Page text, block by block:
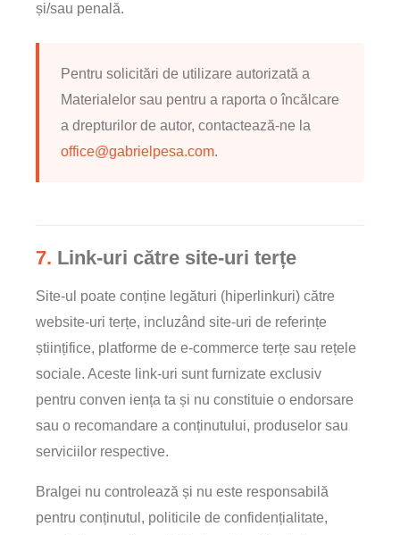
și/sau penală.
Pentru solicitări de utilizare autorizată a
Materialelor sau pentru a raporta o încălcare
a drepturilor de autor, contactează-ne la
office@gabrielpesa.com.
7. Link-uri către site-uri terțe
Site-ul poate conține legături (hiperlinkuri) către
website-uri terțe, incluzând site-uri de referințe
științifice, platforme de e-commerce terțe sau rețele
sociale. Aceste link-uri sunt furnizate exclusiv
pentru conven iența ta și nu constituie o endorsare
sau o recomandare a conținutului, produselor sau
serviciilor respective.
Bralgei nu controlează și nu este responsabilă
pentru conținutul, politicile de confidențialitate,